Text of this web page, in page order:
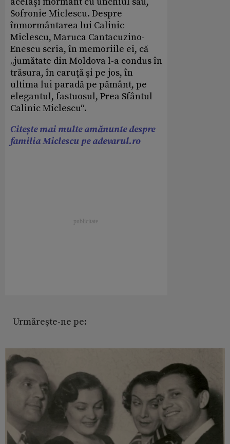
Sofronie Miclescu. Despre
înmormântarea lui Calinic
Miclescu, Maruca Cantacuzino-
Enescu scria, în memoriile ei, că
„jumătate din Moldova l-a condus în
trăsura, în caruţă şi pe jos, în
ultima lui paradă pe pământ, pe
elegantul, fastuosul, Prea Sfântul
Calinic Miclescu“.
Citește mai multe amănunte despre
familia Miclescu pe adevarul.ro
Urmărește-ne pe: